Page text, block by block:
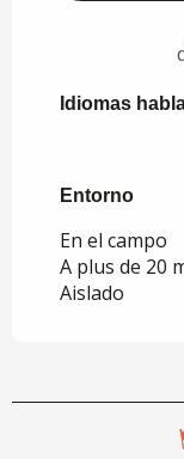
Idiomas
Idiomas
Entorno
Entorno
En el campo
A plus de 20
Aislado